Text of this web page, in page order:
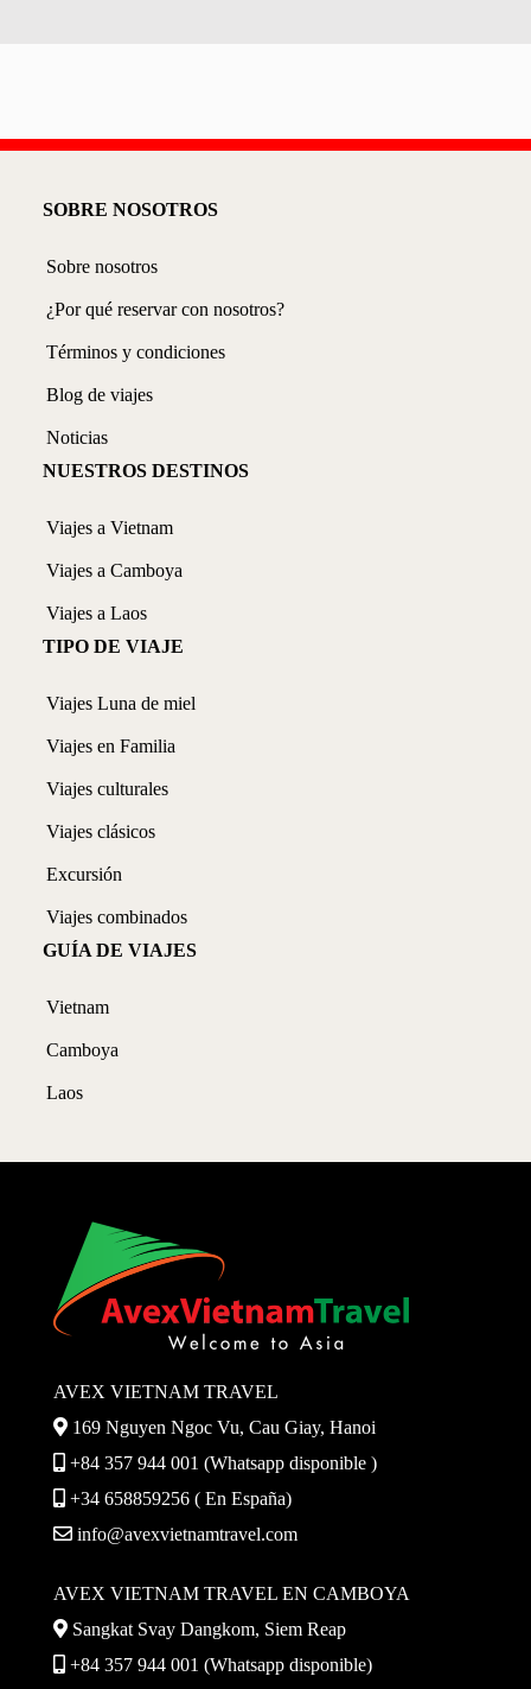
SOBRE NOSOTROS
Sobre nosotros
¿Por qué reservar con nosotros?
Términos y condiciones
Blog de viajes
Noticias
NUESTROS DESTINOS
Viajes a Vietnam
Viajes a Camboya
Viajes a Laos
TIPO DE VIAJE
Viajes Luna de miel
Viajes en Familia
Viajes culturales
Viajes clásicos
Excursión
Viajes combinados
GUÍA DE VIAJES
Vietnam
Camboya
Laos
AVEX VIETNAM TRAVEL
169 Nguyen Ngoc Vu, Cau Giay, Hanoi
+84 357 944 001 (Whatsapp disponible )
+34 658859256 ( En España)
info@avexvietnamtravel.com
AVEX VIETNAM TRAVEL EN CAMBOYA
Sangkat Svay Dangkom, Siem Reap
+84 357 944 001 (Whatsapp disponible)